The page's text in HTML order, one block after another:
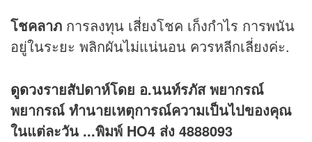
โชคลาภ การลงทุน เสี่ยงโชค เก็งกำไร การพนัน
อยู่ในระยะ พลิกผันไม่แน่นอน ควรหลีกเลี่ยงค่ะ.
ดูดวงรายสัปดาห์โดย อ.นนท์รภัส พยากรณ์
พยากรณ์ ทำนายเหตุการณ์ความเป็นไปของคุณ
ในแต่ละวัน ...พิมพ์ HO4 ส่ง 4888093